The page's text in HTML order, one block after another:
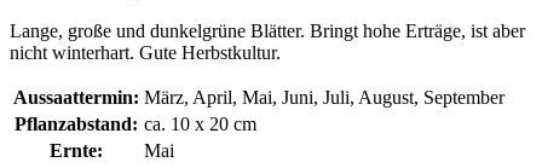
Lange, große und dunkelgrüne Blätter. Bringt hohe Erträge, ist aber
nicht winterhart. Gute Herbstkultur.
Aussaattermin: März, April, Mai, Juni, Juli, August, September
Pflanzabstand: ca. 10 x 20 cm
Ernte:
Mai